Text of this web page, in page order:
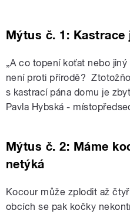
Mýtus č. 1:
„A co topení koťat nebo
není proti přírodě?
s kastrací pána domu je
Pavla Hybská -
Mýtus č. 2: Máme
netýká
Kocour může zplodit až
obcích se pak kočky